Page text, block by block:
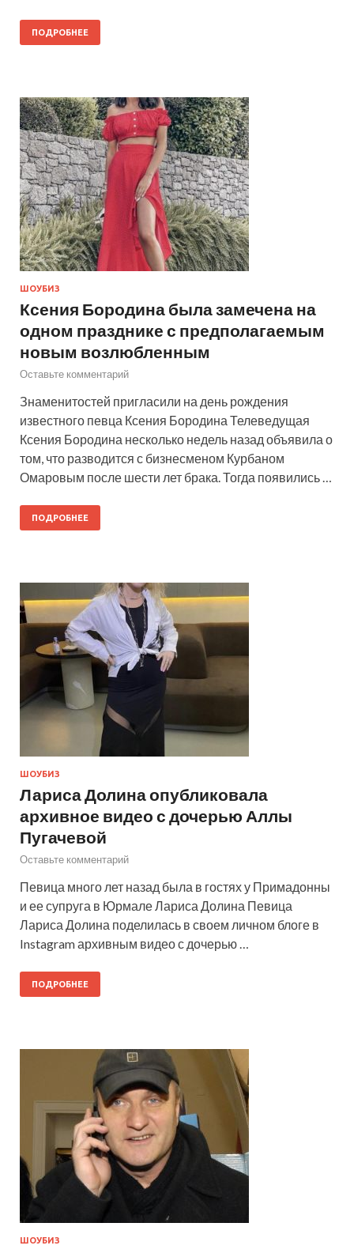
ПОДРОБНЕЕ
ШОУБИЗ
Ксения Бородина была замечена на
одном празднике с предполагаемым
новым возлюбленным
Оставьте комментарий
Знаменитостей пригласили на день рождения
известного певца Ксения Бородина Телеведущая
Ксения Бородина несколько недель назад объявила о
том, что разводится с бизнесменом Курбаном
Омаровым после шести лет брака. Тогда появились …
ПОДРОБНЕЕ
ШОУБИЗ
Лариса Долина опубликовала
архивное видео с дочерью Аллы
Пугачевой
Оставьте комментарий
Певица много лет назад была в гостях у Примадонны
и ее супруга в Юрмале Лариса Долина Певица
Лариса Долина поделилась в своем личном блоге в
Instagram архивным видео с дочерью …
ПОДРОБНЕЕ
ШОУБИЗ